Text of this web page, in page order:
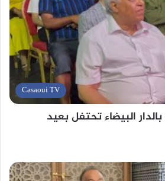
Casaoui TV
البيضاء تحتفل بعيد